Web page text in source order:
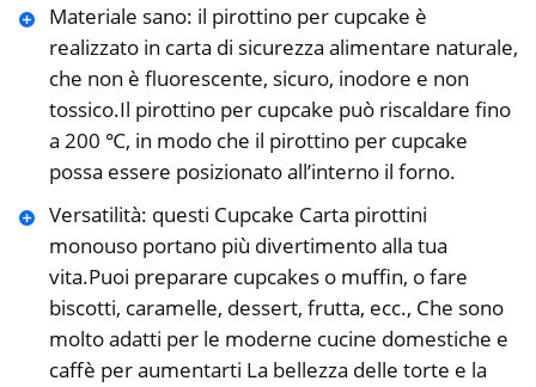
Materiale sano: il pirottino per cupcake è
realizzato in carta di sicurezza alimentare naturale,
che non è fluorescente, sicuro, inodore e non
tossico.Il pirottino per cupcake può riscaldare fino
a 200 ℃, in modo che il pirottino per cupcake
possa essere posizionato all’interno il forno.
Versatilità: questi Cupcake Carta pirottini
monouso portano più divertimento alla tua
vita.Puoi preparare cupcakes o muffin, o fare
biscotti, caramelle, dessert, frutta, ecc., Che sono
molto adatti per le moderne cucine domestiche e
caffè per aumentarti La bellezza delle torte e la